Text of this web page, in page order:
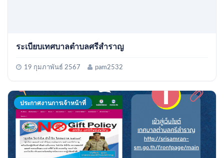
ระเบียบเทศบาลตำบลศรีสำราญ
19 กุมภาพันธ์ 2567 pam2532
ประกาศงานการเจ้าหน้าที่